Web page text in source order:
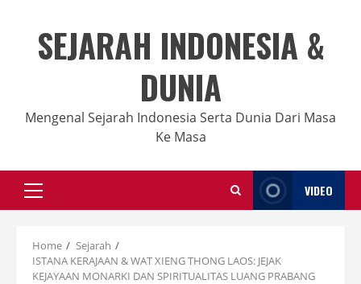
contentSEJARAH INDONESIA &
DUNIA
Mengenal Sejarah Indonesia Serta Dunia Dari Masa
Ke Masa
Primary
Menu
VIDEO
Home
Sejarah
ISTANA KERAJAAN & WAT XIENG THONG LAOS: JEJAK
KEJAYAAN MONARKI DAN SPIRITUALITAS LUANG PRABANG